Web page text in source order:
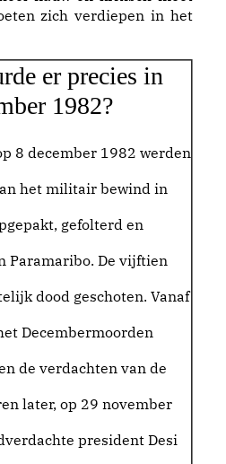
zich verdiepen in het
er precies in
1982?
8 december 1982 werden
het militair bewind in
gefolterd en
Paramaribo. De vijftien
dood geschoten. Vanaf
Decembermoorden
de verdachten van de
later, op 29 november
president Desi